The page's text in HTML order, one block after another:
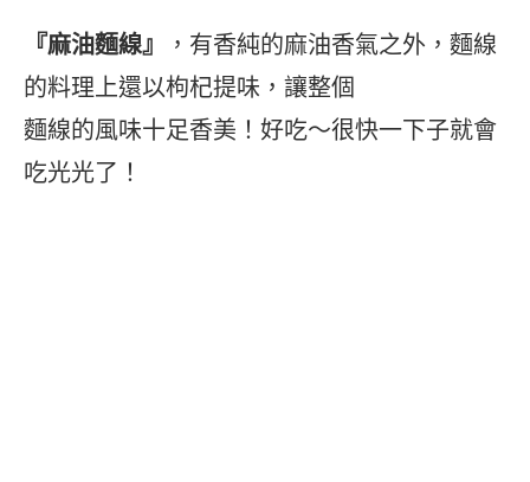
『麻油麵線』
，有香純的麻油香氣之外，麵線
的料理上還以枸杞提味，讓整個
麵線的風味十足香美！好吃～很快一下子就會
吃光光了！